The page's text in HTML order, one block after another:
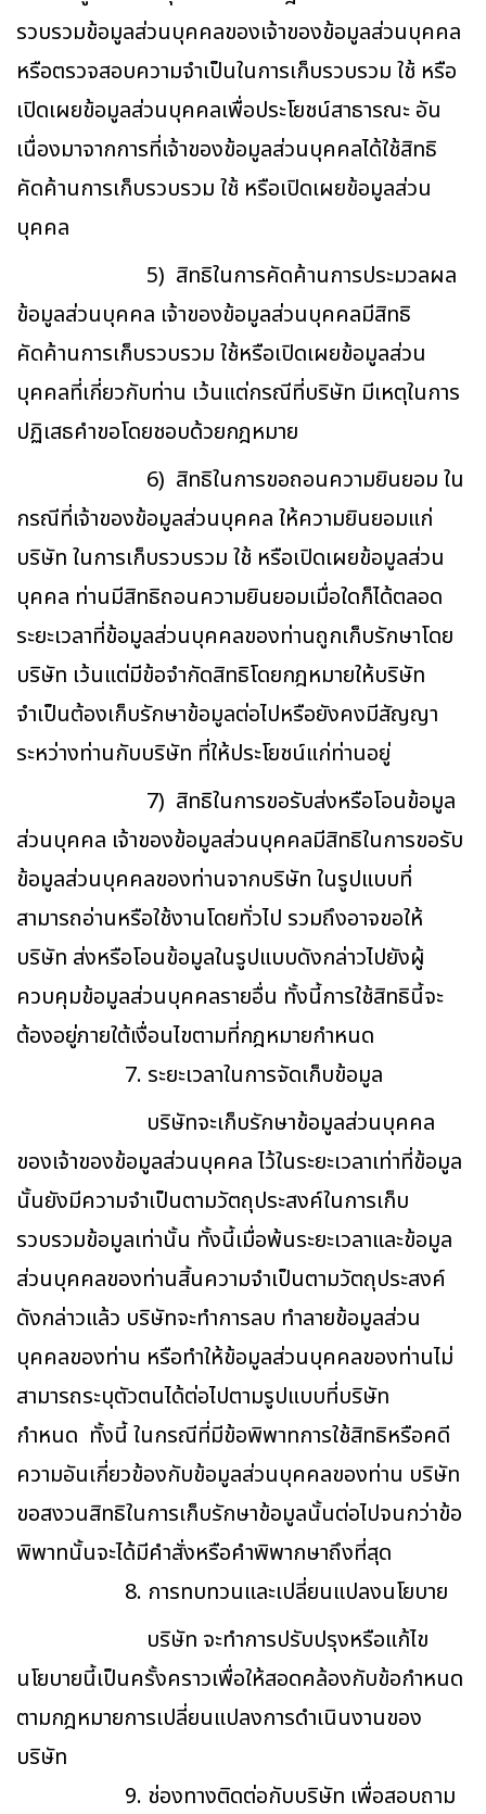
รวบรวมข้อมูลส่วนบุคคลของเจ้าของข้อมูลส่วนบุคคล
หรือตรวจสอบความจำเป็นในการเก็บรวบรวม ใช้ หรือ
เปิดเผยข้อมูลส่วนบุคคลเพื่อประโยชน์สาธารณะ อัน
เนื่องมาจากการที่เจ้าของข้อมูลส่วนบุคคลได้ใช้สิทธิ
คัดค้านการเก็บรวบรวม ใช้ หรือเปิดเผยข้อมูลส่วน
บุคคล
5) สิทธิในการคัดค้านการประมวลผล
ข้อมูลส่วนบุคคล เจ้าของข้อมูลส่วนบุคคลมีสิทธิ
คัดค้านการเก็บรวบรวม ใช้หรือเปิดเผยข้อมูลส่วน
บุคคลที่เกี่ยวกับท่าน เว้นแต่กรณีที่บริษัท มีเหตุในการ
ปฏิเสธคำขอโดยชอบด้วยกฎหมาย
6) สิทธิในการขอถอนความยินยอม ใน
กรณีที่เจ้าของข้อมูลส่วนบุคคล ให้ความยินยอมแก่
บริษัท ในการเก็บรวบรวม ใช้ หรือเปิดเผยข้อมูลส่วน
บุคคล ท่านมีสิทธิถอนความยินยอมเมื่อใดก็ได้ตลอด
ระยะเวลาที่ข้อมูลส่วนบุคคลของท่านถูกเก็บรักษาโดย
บริษัท เว้นแต่มีข้อจำกัดสิทธิโดยกฎหมายให้บริษัท
จำเป็นต้องเก็บรักษาข้อมูลต่อไปหรือยังคงมีสัญญา
ระหว่างท่านกับบริษัท ที่ให้ประโยชน์แก่ท่านอยู่
7) สิทธิในการขอรับส่งหรือโอนข้อมูล
ส่วนบุคคล เจ้าของข้อมูลส่วนบุคคลมีสิทธิในการขอรับ
ข้อมูลส่วนบุคคลของท่านจากบริษัท ในรูปแบบที่
สามารถอ่านหรือใช้งานโดยทั่วไป รวมถึงอาจขอให้
บริษัท ส่งหรือโอนข้อมูลในรูปแบบดังกล่าวไปยังผู้
ควบคุมข้อมูลส่วนบุคคลรายอื่น ทั้งนี้การใช้สิทธินี้จะ
ต้องอยู่ภายใต้เงื่อนไขตามที่กฎหมายกำหนด
7. ระยะเวลาในการจัดเก็บข้อมูล
บริษัทจะเก็บรักษาข้อมูลส่วนบุคคล
ของเจ้าของข้อมูลส่วนบุคคล ไว้ในระยะเวลาเท่าที่ข้อมูล
นั้นยังมีความจำเป็นตามวัตถุประสงค์ในการเก็บ
รวบรวมข้อมูลเท่านั้น ทั้งนี้เมื่อพ้นระยะเวลาและข้อมูล
ส่วนบุคคลของท่านสิ้นความจำเป็นตามวัตถุประสงค์
ดังกล่าวแล้ว บริษัทจะทำการลบ ทำลายข้อมูลส่วน
บุคคลของท่าน หรือทำให้ข้อมูลส่วนบุคคลของท่านไม่
สามารถระบุตัวตนได้ต่อไปตามรูปแบบที่บริษัท
กำหนด ทั้งนี้ ในกรณีที่มีข้อพิพาทการใช้สิทธิหรือคดี
ความอันเกี่ยวข้องกับข้อมูลส่วนบุคคลของท่าน บริษัท
ขอสงวนสิทธิในการเก็บรักษาข้อมูลนั้นต่อไปจนกว่าข้อ
พิพาทนั้นจะได้มีคำสั่งหรือคำพิพากษาถึงที่สุด
8. การทบทวนและเปลี่ยนแปลงนโยบาย
บริษัท จะทำการปรับปรุงหรือแก้ไข
นโยบายนี้เป็นครั้งคราวเพื่อให้สอดคล้องกับข้อกำหนด
ตามกฎหมายการเปลี่ยนแปลงการดำเนินงานของ
บริษัท
9. ช่องทางติดต่อกับบริษัท เพื่อสอบถาม